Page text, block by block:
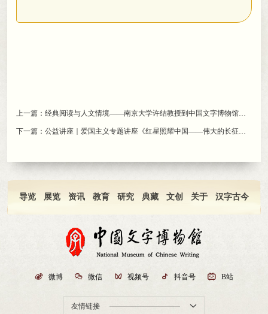
上一篇： 经典阅读与人文情境——南京大学许结教授到中国文字博物馆讲学
下一篇： 公益讲座｜爱国主义专题讲座《红星照耀中国——伟大的长征》（9月21日上午）
导览 展览 资讯 教育 研究 典藏 文创 关于 汉字古今
友情链接 
 微博  微信  视频号  抖音号  B站